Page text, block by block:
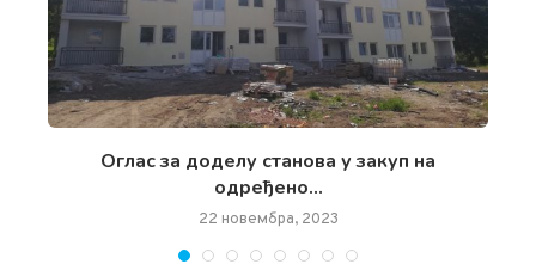
Oглас за доделу станова у закуп на
одређено...
22 новембра, 2023